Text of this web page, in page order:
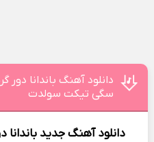
دانلود آهنگ باندانا دور
سگی تیکت سولدت
دانلود آهنگ جدید